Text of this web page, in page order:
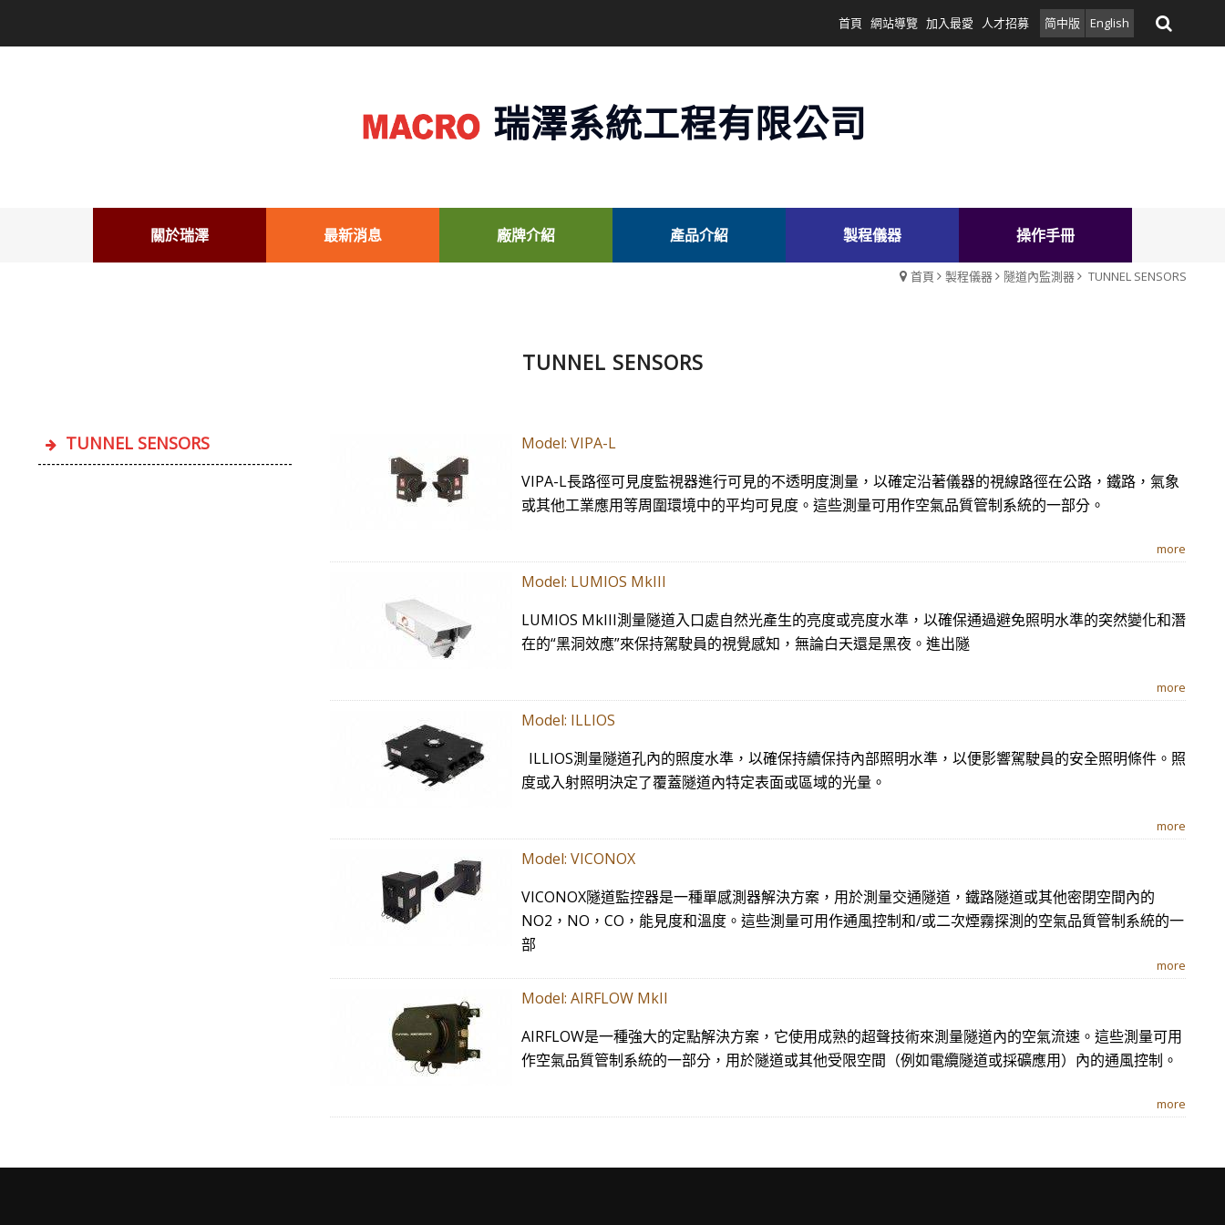
首頁 網站導覽 加入最愛 人才招募 简中版 English
瑞澤系統工程有限公司
關於瑞澤 最新消息 廠牌介紹 產品介紹 製程儀器 操作手冊
首頁 製程儀器 隧道內監測器 TUNNEL SENSORS
TUNNEL SENSORS
TUNNEL SENSORS
​Model: VIPA-L
VIPA-L長路徑可見度監視器進行可見的不透明度測量，以確定沿著儀器的視線路徑在公路，鐵路，氣象
或其他工業應用等周圍環境中的平均可見度。這些測量可用作空氣品質管制系統的一部分。
more
​Model: LUMIOS MkIII
LUMIOS MkIII測量隧道入口處自然光產生的亮度或亮度水準，以確保通過避免照明水準的突然變化和潛
在的“黑洞效應”來保持駕駛員的視覺感知，無論白天還是黑夜。進出隧
more
​Model: ILLIOS
ILLIOS測量隧道孔內的照度水準，以確保持續保持內部照明水準，以便影響駕駛員的安全照明條件。照
度或入射照明決定了覆蓋隧道內特定表面或區域的光量。
more
​Model: VICONOX
VICONOX隧道監控器是一種單感測器解決方案，用於測量交通隧道，鐵路隧道或其他密閉空間內的
NO2，NO，CO，能見度和溫度。這些測量可用作通風控制和/或二次煙霧探測的空氣品質管制系統的一
部
more
Model: AIRFLOW MkII
AIRFLOW是一種強大的定點解決方案，它使用成熟的超聲技術來測量隧道內的空氣流速。這些測量可用
作空氣品質管制系統的一部分，用於隧道或其他受限空間（例如電纜隧道或採礦應用）內的通風控制。
more